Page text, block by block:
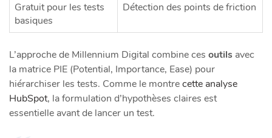
Gratuit pour les tests
basiques
Détection des points de friction
L’approche de Millennium Digital combine ces outils avec
la matrice PIE (Potential, Importance, Ease) pour
hiérarchiser les tests. Comme le montrecette analyse
HubSpot, la formulation d’hypothèses claires est
essentielle avant de lancer un test.